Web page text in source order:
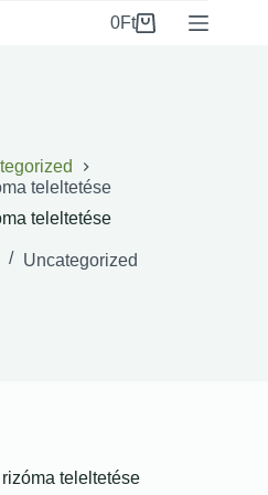
0Ft
teleltetése
teleltetése
Uncategorized
teleltetése